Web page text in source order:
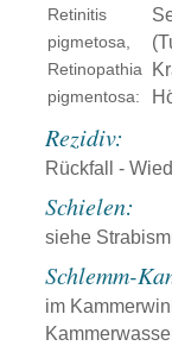
Retinitis
pigmetosa,
Retinopathia
pigmentosa:
Rezidiv:
Rückfall -
Schielen:
siehe
Schlemm-
im